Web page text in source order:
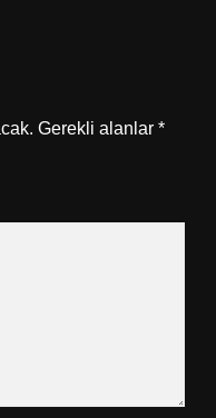
Gerekli alanlar *